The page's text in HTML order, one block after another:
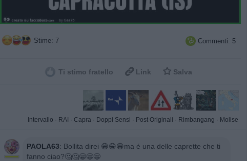
Stime: 7  Commenti: 5
Ti stimo fratello  Link  Salva
Intervallo · RAI · Capra · Doppi Sensi · Post Originali · Rimbangang · Molise
PAOLA63: Bollita direi 😁😁😁ma é una delle caprette che ti
fanno ciao?🤔🤔😁😁😁